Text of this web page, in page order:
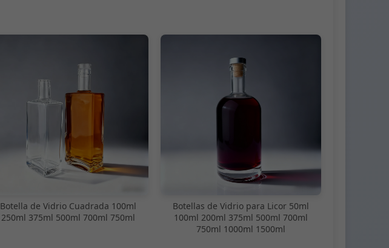
Botella de Vidrio Cuadrada 100ml
250ml 375ml 500ml 700ml 750ml
Botellas de Vidrio para Licor 50ml
100ml 200ml 375ml 500ml 700ml
750ml 1000ml 1500ml